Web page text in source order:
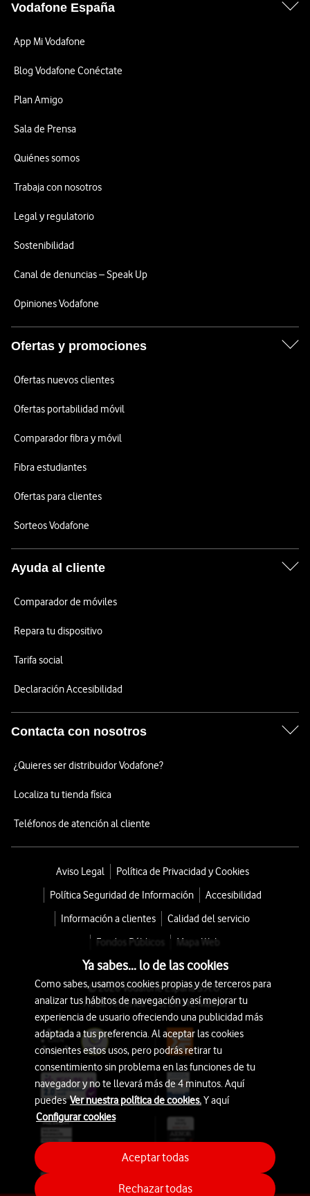
Vodafone España
App Mi Vodafone
Blog Vodafone Conéctate
Plan Amigo
Sala de Prensa
Quiénes somos
Trabaja con nosotros
Legal y regulatorio
Sostenibilidad
Canal de denuncias – Speak Up
Opiniones Vodafone
Ofertas y promociones
Ofertas nuevos clientes
Ofertas portabilidad móvil
Comparador fibra y móvil
Fibra estudiantes
Ofertas para clientes
Sorteos Vodafone
Ayuda al cliente
Comparador de móviles
Repara tu dispositivo
Tarifa social
Declaración Accesibilidad
Contacta con nosotros
¿Quieres ser distribuidor Vodafone?
Localiza tu tienda física
Teléfonos de atención al cliente
Aviso Legal
Política de Privacidad y Cookies
Política Seguridad de Información
Accesibilidad
Información a clientes
Calidad del servicio
Fondos Públicos
Mapa Web
© 2026 Vodafone España S.A.U.
Avda. América 115, 28042 Madrid
Ya sabes... lo de las cookies
Como sabes, usamos cookies propias y de terceros para
analizar tus hábitos de navegación y así mejorar tu
experiencia de usuario ofreciendo una publicidad más
adaptada a tus preferencia. Al aceptar las cookies
consientes estos usos, pero podrás retirar tu
consentimiento sin problema en las funciones de tu
navegador y no te llevará más de 4 minutos. Aquí
puedesVer nuestra política de cookies.Y aquí
Configurar cookies
Rechazar todas
Aceptar todas